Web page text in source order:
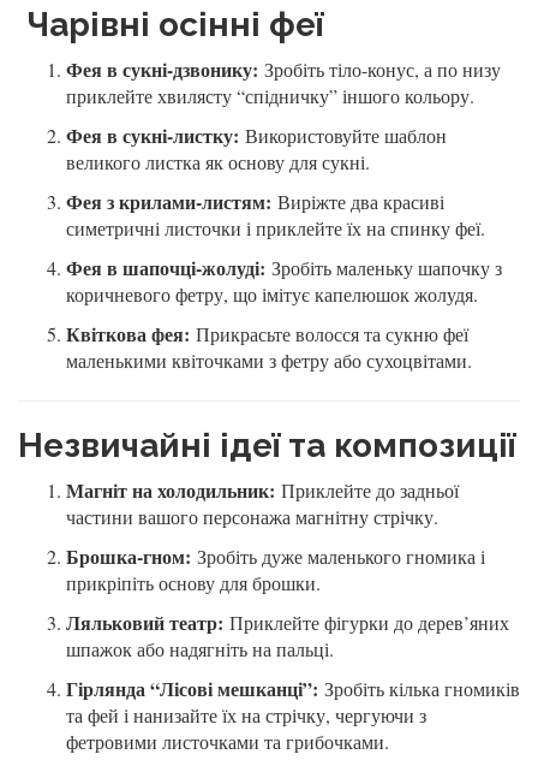
Чарівні осінні феї
Фея в сукні-дзвонику: Зробіть тіло-конус, а по низу
приклейте хвилясту “спідничку” іншого кольору.
Фея в сукні-листку: Використовуйте шаблон
великого листка як основу для сукні.
Фея з крилами-листям: Виріжте два красиві
симетричні листочки і приклейте їх на спинку феї.
Фея в шапочці-жолуді: Зробіть маленьку шапочку з
коричневого фетру, що імітує капелюшок жолудя.
Квіткова фея: Прикрасьте волосся та сукню феї
маленькими квіточками з фетру або сухоцвітами.
Незвичайні ідеї та композиції
Магніт на холодильник: Приклейте до задньої
частини вашого персонажа магнітну стрічку.
Брошка-гном: Зробіть дуже маленького гномика і
прикріпіть основу для брошки.
Ляльковий театр: Приклейте фігурки до дерев’яних
шпажок або надягніть на пальці.
Гірлянда “Лісові мешканці”: Зробіть кілька гномиків
та фей і нанизайте їх на стрічку, чергуючи з
фетровими листочками та грибочками.